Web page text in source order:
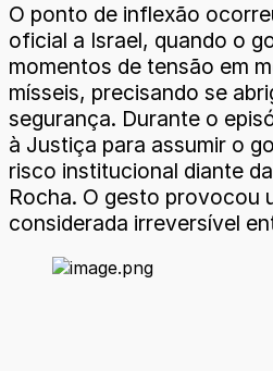
O ponto de inflexão
oficial a Israel, quando o
momentos de tensão em
mísseis, precisando se
segurança. Durante o
à Justiça para assumir o
risco institucional diante
Rocha. O gesto provocou
considerada irreversível